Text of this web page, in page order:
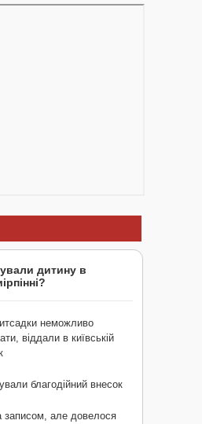
дитину в
неможливо
віддали в київській
благодійний внесок
записом, але довелося